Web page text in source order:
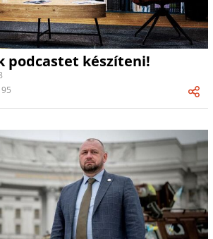
podcastet készíteni!
95